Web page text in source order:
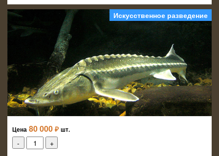
Искусственное разведение
Цена 80 000 ₽ шт.